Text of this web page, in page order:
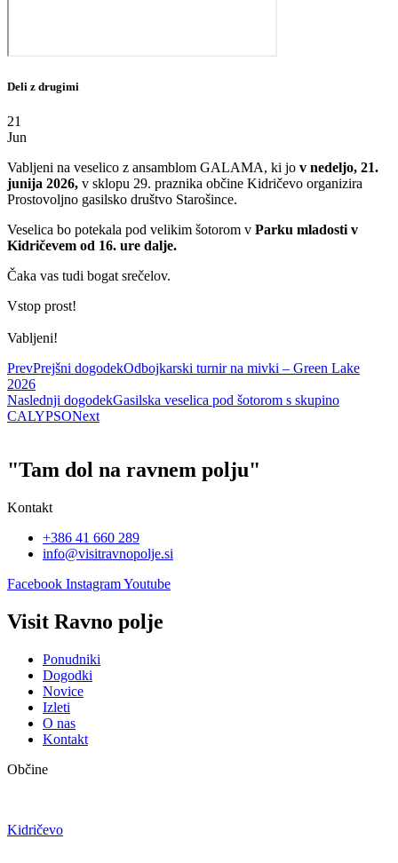
Deli z drugimi
21
Jun
Vabljeni na veselico z ansamblom GALAMA, ki jo v nedeljo, 21.
junija 2026, v sklopu 29. praznika občine Kidričevo organizira
Prostovoljno gasilsko društvo Starošince.
Veselica bo potekala pod velikim šotorom v Parku mladosti v
Kidričevem od 16. ure dalje.
Čaka vas tudi bogat srečelov.
Vstop prost!
Vabljeni!
PrevPrejšni dogodekOdbojkarski turnir na mivki – Green Lake
2026
Naslednji dogodekGasilska veselica pod šotorom s skupino
CALYPSONext
"Tam dol na ravnem polju"
Kontakt
+386 41 660 289
info@visitravnopolje.si
Facebook InstagramYoutube
Visit Ravno polje
Ponudniki
Dogodki
Novice
Izleti
O nas
Kontakt
Občine
Kidričevo